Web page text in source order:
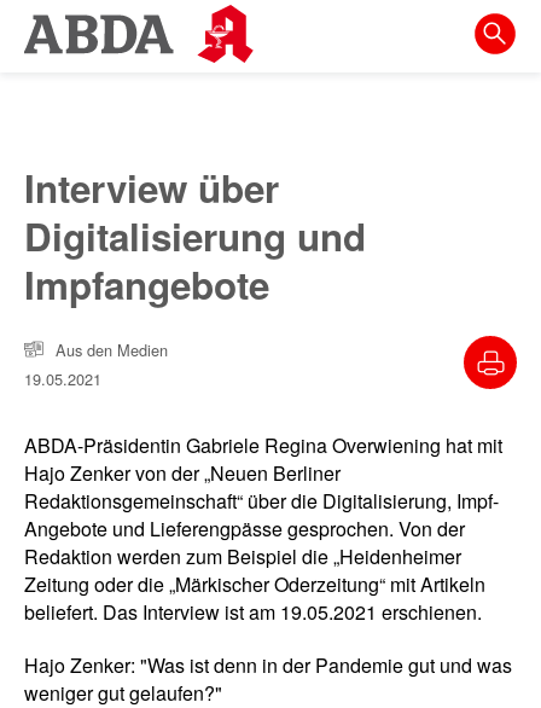
Springe
direkt
zur
Meta-
Navigation
zum
Inhalt
zur
Interview über
Digitalisierung und
Impfangebote
Aus den Medien
19.05.2021
ABDA-Präsidentin Gabriele Regina Overwiening hat mit
Hajo Zenker von der „Neuen Ber­liner
Redaktionsgemeinschaft“ über die Digitalisierung, Impf-
Angebote und Lieferengpässe gesprochen. Von der
Redaktion werden zum Beispiel die „Heidenheimer
Zeitung oder die „Märkischer Oderzeitung“ mit Artikeln
beliefert. Das Interview ist am 19.05.2021 erschienen.
Hajo Zenker: "Was ist denn in der Pandemie gut und was
weniger gut gelaufen?"